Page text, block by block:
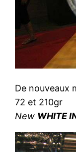
De nouveaux
72 et 210gr
New WHITE